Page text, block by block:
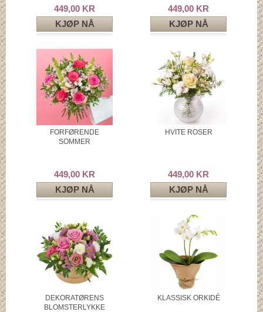
449,00 KR
KJØP NÅ
449,00 KR
KJØP NÅ
FORFØRENDE
SOMMER
449,00 KR
KJØP NÅ
HVITE ROSER
449,00 KR
KJØP NÅ
DEKORATØRENS
BLOMSTERLYKKE
KLASSISK ORKIDÉ